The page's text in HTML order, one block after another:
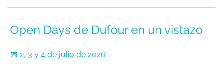
Open Days de Dufour en un vistazo
📅 2, 3 y 4 de julio de 2026